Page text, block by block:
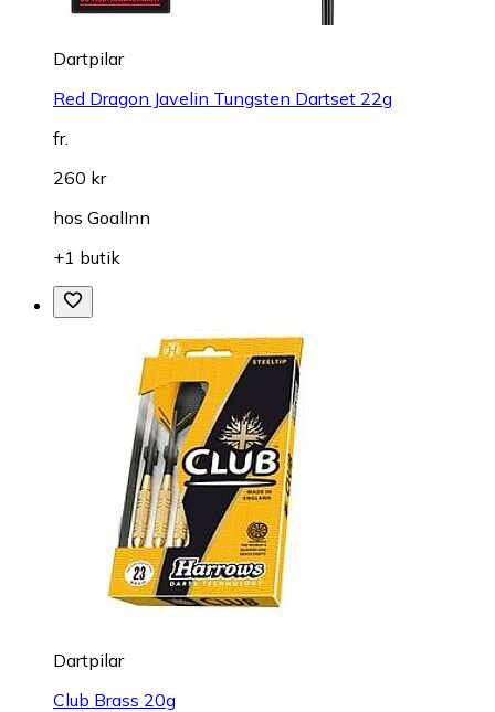
Dartpilar
Red Dragon Javelin Tungsten Dartset 22g
fr.
260 kr
hos GoalInn
+1 butik
Dartpilar
Club Brass 20g